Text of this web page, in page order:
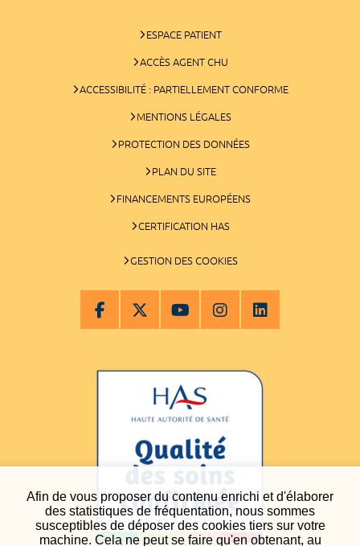
Afin de vous proposer du contenu enrichi et d'élaborer
des statistiques de fréquentation, nous sommes
susceptibles de déposer des cookies tiers sur votre
machine. Cela ne peut se faire qu'en obtenant, au
ESPACE PATIENT
ACCÈS AGENT CHU
ACCESSIBILITÉ : PARTIELLEMENT CONFORME
MENTIONS LÉGALES
PROTECTION DES DONNÉES
PLAN DU SITE
FINANCEMENTS EUROPÉENS
CERTIFICATION HAS
GESTION DES COOKIES